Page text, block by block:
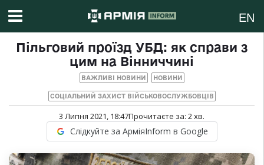
EN
Пільговий проїзд УБД: як справи з
цим на Вінниччині
ВАЖЛИВІ НОВИНИ НОВИНИ
СОЦІАЛЬНИЙ ЗАХИСТ ВІЙСЬКОВОСЛУЖБОВЦІВ
3 Липня 2021, 18:47Прочитаєте за: 2хв.
Слідкуйте за АрміяInform в Google